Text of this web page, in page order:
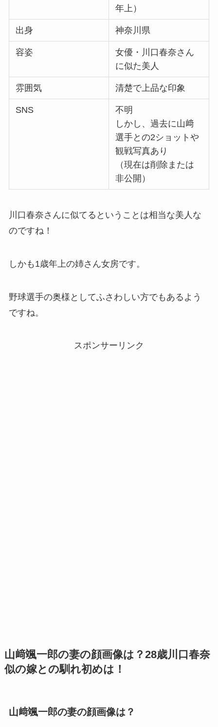
年上）
出身 神奈川県
容姿
女優・川口春奈さん
に似た美人
雰囲気 清楚で上品な印象
SNS
不明
しかし、過去に山﨑
選手との2ショットや
観戦写真あり
（現在は削除または
非公開）
川口春奈さんに似てるということは相当な美人な
のですね！
しかも1歳年上の姉さん女房です。
野球選手の奥様としてふさわしい方でもあるよう
ですね。
スポンサーリンク
山﨑颯一郎の妻の顔画像は？28歳川口春奈
似の嫁との馴れ初めは！
山﨑颯一郎の妻の顔画像は？